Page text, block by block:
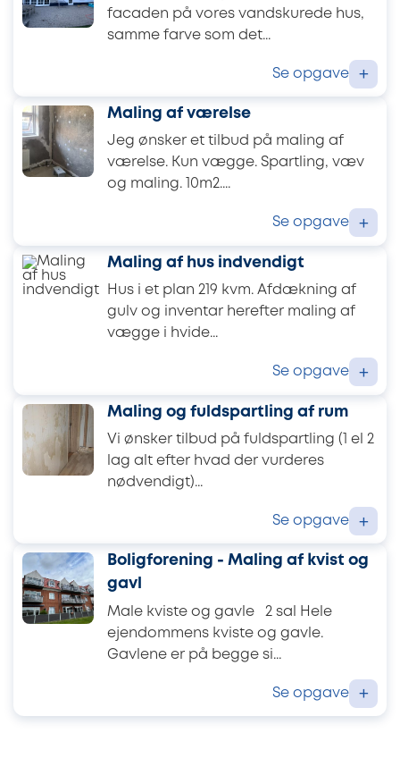
facaden på vores vandskurede hus,
samme farve som det...
Se opgave +
Maling af værelse
Jeg ønsker et tilbud på maling af
værelse. Kun vægge. Spartling, væv
og maling. 10m2....
Se opgave +
Maling af hus indvendigt
Hus i et plan 219 kvm. Afdækning af
gulv og inventar herefter maling af
vægge i hvide...
Se opgave +
Maling og fuldspartling af rum
Vi ønsker tilbud på fuldspartling (1 el 2
lag alt efter hvad der vurderes
nødvendigt)...
Se opgave +
Boligforening - Maling af kvist og
gavl
Male kviste og gavle 2 sal Hele
ejendommens kviste og gavle.
Gavlene er på begge si...
Se opgave +